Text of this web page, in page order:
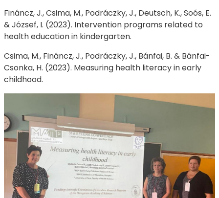
Fináncz, J., Csima, M., Podráczky, J., Deutsch, K., Soós, E.
& József, I. (2023). Intervention programs related to
health education in kindergarten.
Csima, M., Fináncz, J., Podráczky, J., Bánfai, B. & Bánfai-
Csonka, H. (2023). Measuring health literacy in early
childhood.